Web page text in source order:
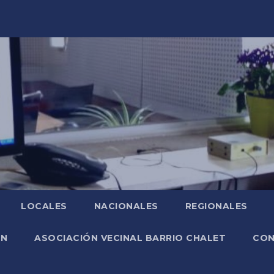
LOCALES NACIONALES REGIONALES
ASOCIACIÓN VECINAL BARRIO CHALET